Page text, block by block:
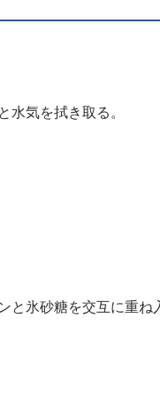
水気を拭き取る。
と氷砂糖を交互に重ね